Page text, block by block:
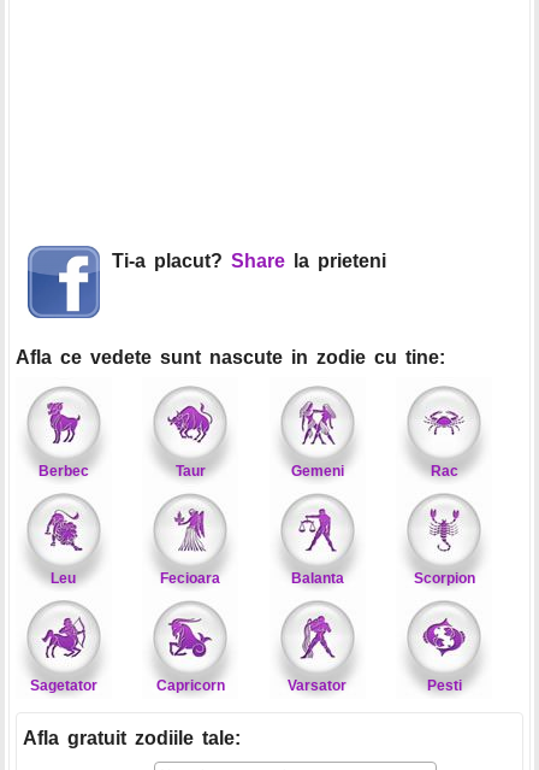
Ti-a placut? Share la prieteni
Afla ce vedete sunt nascute in zodie cu tine:
Berbec Taur Gemeni Rac
Leu Fecioara Balanta Scorpion
Sagetator Capricorn Varsator Pesti
Afla gratuit zodiile tale: